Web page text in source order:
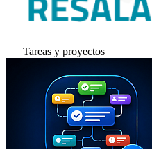
Tareas y proyectos